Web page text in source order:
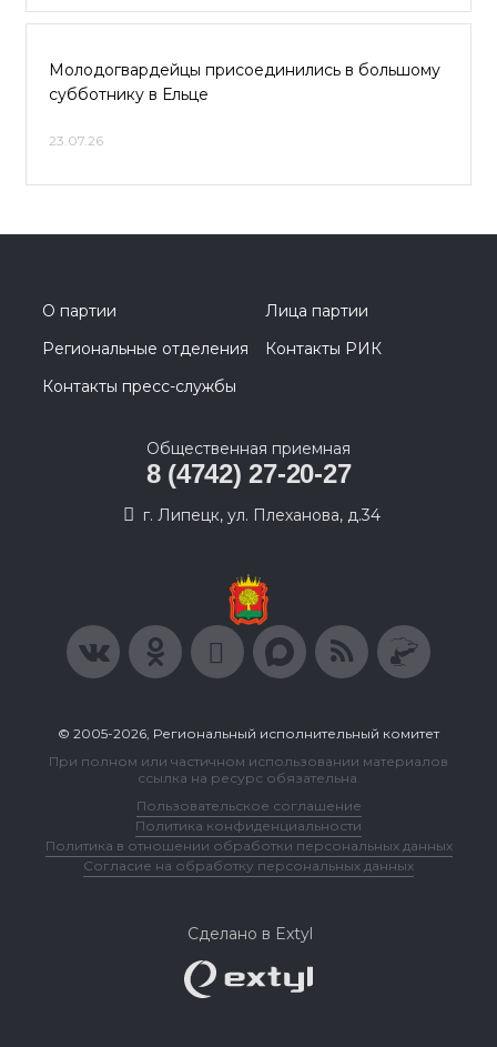
Молодогвардейцы присоединились в большому
субботнику в Ельце
23.07.26
О партии
Лица партии
Региональные отделения
Контакты РИК
Контакты пресс-службы
Общественная приемная
8 (4742) 27-20-27
г. Липецк, ул. Плеханова, д.34
© 2005-2026, Региональный исполнительный комитет
При полном или частичном использовании материалов
ссылка на ресурс обязательна.
Пользовательское соглашение
Политика конфиденциальности
Политика в отношении обработки персональных данных
Согласие на обработку персональных данных
Сделано в Extyl